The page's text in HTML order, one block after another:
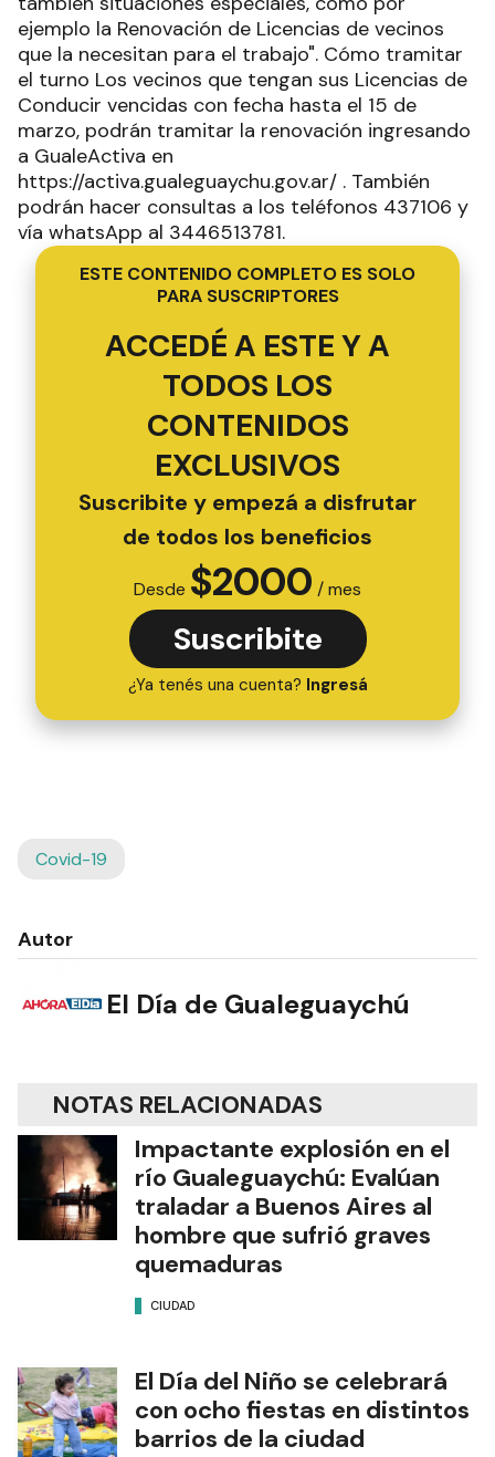
ejemplo la Renovación de Licencias de vecinos
que la necesitan para el trabajo". Cómo tramitar
el turno Los vecinos que tengan sus Licencias de
Conducir vencidas con fecha hasta el 15 de
marzo, podrán tramitar la renovación ingresando
a GualeActiva en
https://activa.gualeguaychu.gov.ar/ . También
podrán hacer consultas a los teléfonos 437106 y
vía whatsApp al 3446513781.
ESTE CONTENIDO COMPLETO ES SOLO
PARA SUSCRIPTORES
ACCEDÉ A ESTE Y A
TODOS LOS
CONTENIDOS
EXCLUSIVOS
Suscribite y empezá a disfrutar
de todos los beneficios
Desde $2000 / mes
Suscribite
¿Ya tenés una cuenta? Ingresá
Covid-19
Autor
El Día de Gualeguaychú
NOTAS RELACIONADAS
Impactante explosión en el
río Gualeguaychú: Evalúan
traladar a Buenos Aires al
hombre que sufrió graves
quemaduras
CIUDAD
El Día del Niño se celebrará
con ocho fiestas en distintos
barrios de la ciudad